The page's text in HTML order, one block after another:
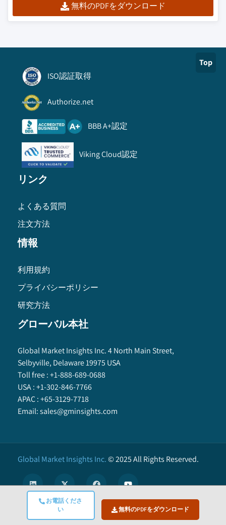
お電話くださ
い
無料のPDFをダウンロード
無料のPDFをダウンロード
Top
ISO認証取得
Authorize.net
BBB A+認定
Viking Cloud認定
リンク
よくある質問
注文方法
情報
利用規約
プライバシーポリシー
研究方法
グローバル本社
Global Market Insights Inc. 4 North Main Street,
Selbyville, Delaware 19975 USA
Toll free :+1-888-689-0688
USA :+1-302-846-7766
APAC :+65-3129-7718
Email:sales@gminsights.com
Global Market Insights Inc.©2025All Rights Reserved.
We use cookies to enhance user experience. (Privacy Policy)